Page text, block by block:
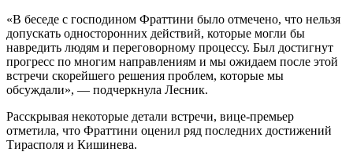
«В беседе с господином Фраттини было отмечено, что нельзя
допускать односторонних действий, которые могли бы
навредить людям и переговорному процессу. Был достигнут
прогресс по многим направлениям и мы ожидаем после этой
встречи скорейшего решения проблем, которые мы
обсуждали», — подчеркнула Лесник.
Расскрывая некоторые детали встречи, вице-премьер
отметила, что Фраттини оценил ряд последних достижений
Тирасполя и Кишинева.